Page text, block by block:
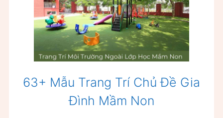
63+ Mẫu Trang Trí Chủ Đề Gia
Đình Mầm Non